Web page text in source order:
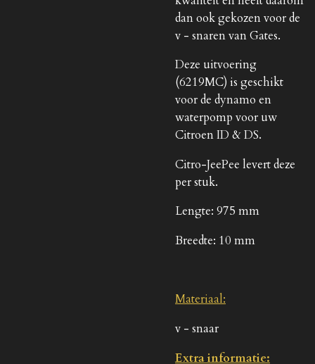
dan ook gekozen voor de
v - snaren van Gates.
Deze uitvoering
(6219MC) is geschikt
voor de dynamo en
waterpomp voor uw
Citroen ID & DS.
Citro-JeePee levert deze
per stuk.
Lengte: 975 mm
Breedte: 10 mm
Materiaal:
v - snaar
Extra informatie: